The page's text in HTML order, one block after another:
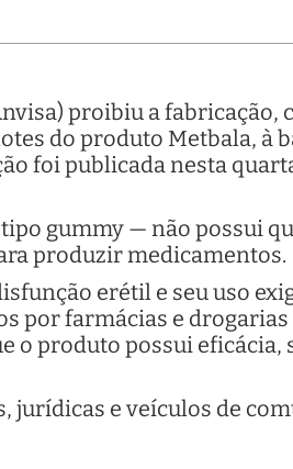
proibiu a
do produto Metbala, à
foi publicada nesta
gummy — não possui
produzir medicamentos.
erétil e seu uso
por farmácias e
o produto possui eficácia,
jurídicas e veículos de